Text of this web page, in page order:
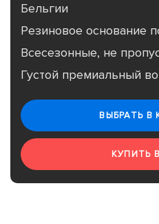
Бельгии
Резиновое основание
Всесезонные, не
Густой премиальный
ВЫБРАТЬ В
КУПИТЬ